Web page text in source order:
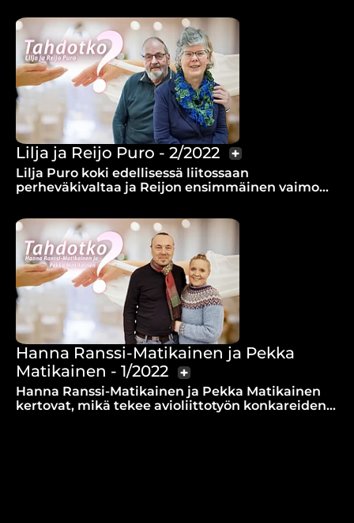
Lilja ja Reijo Puro - 2/2022
Lilja Puro koki edellisessä liitossaan
perheväkivaltaa ja Reijon ensimmäinen vaimo
heidät?
Hanna Ranssi-Matikainen ja Pekka
Matikainen - 1/2022
Hanna Ranssi-Matikainen ja Pekka Matikainen
kertovat, mikä tekee avioliittotyön konkareiden